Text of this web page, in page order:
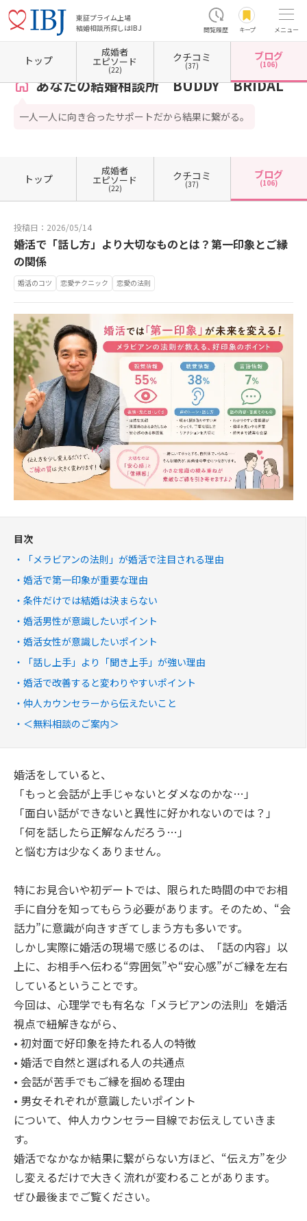
東証プライム上場
結婚相談所探しはIBJ
閲覧履歴 キープ メニュー
ホーム 埼玉県の結婚相談所 埼玉県所沢市 あなたの結婚相談所 BUDDY BRIDAL
あなたの結婚相談所 BUDDY BRIDAL
一人一人に向き合ったサポートだから結果に繋がる。
トップ
成婚者
エピソード
(22)
クチコミ
(37)
ブログ
(106)
トップ
成婚者
エピソード
(22)
クチコミ
(37)
ブログ
(106)
投稿日：2026/05/14
婚活で「話し方」より大切なものとは？第一印象とご縁
の関係
婚活のコツ 恋愛テクニック 恋愛の法則
目次
「メラビアンの法則」が婚活で注目される理由
婚活で第一印象が重要な理由
条件だけでは結婚は決まらない
婚活男性が意識したいポイント
婚活女性が意識したいポイント
「話し上手」より「聞き上手」が強い理由
婚活で改善すると変わりやすいポイント
仲人カウンセラーから伝えたいこと
＜無料相談のご案内＞
婚活をしていると、
「もっと会話が上手じゃないとダメなのかな…」
「面白い話ができないと異性に好かれないのでは？」
「何を話したら正解なんだろう…」
と悩む方は少なくありません。
特にお見合いや初デートでは、限られた時間の中でお相
手に自分を知ってもらう必要があります。そのため、“会
話力”に意識が向きすぎてしまう方も多いです。
しかし実際に婚活の現場で感じるのは、「話の内容」以
上に、お相手へ伝わる“雰囲気”や“安心感”がご縁を左右
しているということです。
今回は、心理学でも有名な「メラビアンの法則」を婚活
視点で紐解きながら、
• 初対面で好印象を持たれる人の特徴
• 婚活で自然と選ばれる人の共通点
• 会話が苦手でもご縁を掴める理由
• 男女それぞれが意識したいポイント
について、仲人カウンセラー目線でお伝えしていきま
す。
婚活でなかなか結果に繋がらない方ほど、“伝え方”を少
し変えるだけで大きく流れが変わることがあります。
ぜひ最後までご覧ください。